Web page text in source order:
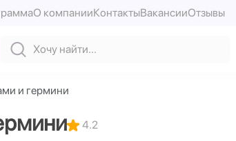
О компанииКонтактыВакансииОтзывы
и гермини
4.2